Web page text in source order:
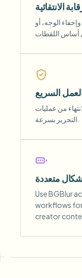
الانتقائية
الوجه، أو
السريع
من عمليات
متعددة
Use BGBlur
workflows for
creator